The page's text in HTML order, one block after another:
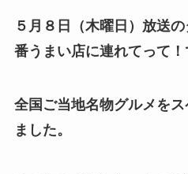
５月８日（木曜日）放送
番うまい店に連れてって！
全国ご当地名物グルメを
ました。